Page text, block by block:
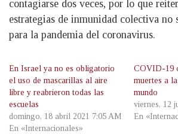
contagiarse dos veces, por lo que
estrategias de inmunidad colectiva no
para la pandemia del coronavirus.
En Israel ya no es obligatorio
el uso de mascarillas al aire
libre y reabrieron todas las
escuelas
domingo, 18 abril 2021 7:05 AM
En «Internacionales»
COVID-19
muertes a
mundo
viernes, 12
En